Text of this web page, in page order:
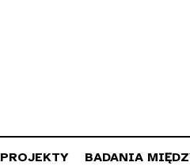
PROJEKTY BADANIA